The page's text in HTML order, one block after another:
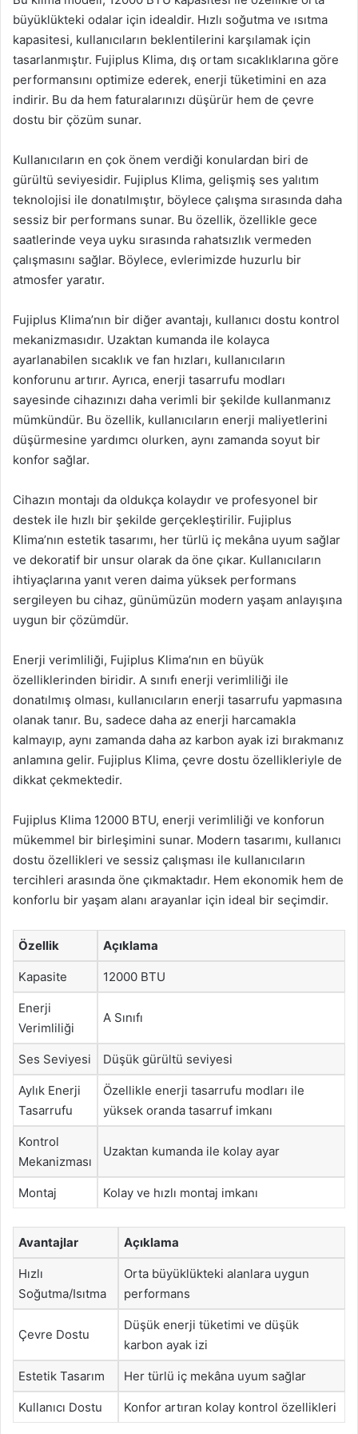
büyüklükteki odalar için idealdir. Hızlı soğutma ve ısıtma
kapasitesi, kullanıcıların beklentilerini karşılamak için
tasarlanmıştır. Fujiplus Klima, dış ortam sıcaklıklarına göre
performansını optimize ederek, enerji tüketimini en aza
indirir. Bu da hem faturalarınızı düşürür hem de çevre
dostu bir çözüm sunar.
Kullanıcıların en çok önem verdiği konulardan biri de
gürültü seviyesidir. Fujiplus Klima, gelişmiş ses yalıtım
teknolojisi ile donatılmıştır, böylece çalışma sırasında daha
sessiz bir performans sunar. Bu özellik, özellikle gece
saatlerinde veya uyku sırasında rahatsızlık vermeden
çalışmasını sağlar. Böylece, evlerimizde huzurlu bir
atmosfer yaratır.
Fujiplus Klima’nın bir diğer avantajı, kullanıcı dostu kontrol
mekanizmasıdır. Uzaktan kumanda ile kolayca
ayarlanabilen sıcaklık ve fan hızları, kullanıcıların
konforunu artırır. Ayrıca, enerji tasarrufu modları
sayesinde cihazınızı daha verimli bir şekilde kullanmanız
mümkündür. Bu özellik, kullanıcıların enerji maliyetlerini
düşürmesine yardımcı olurken, aynı zamanda soyut bir
konfor sağlar.
Cihazın montajı da oldukça kolaydır ve profesyonel bir
destek ile hızlı bir şekilde gerçekleştirilir. Fujiplus
Klima’nın estetik tasarımı, her türlü iç mekâna uyum sağlar
ve dekoratif bir unsur olarak da öne çıkar. Kullanıcıların
ihtiyaçlarına yanıt veren daima yüksek performans
sergileyen bu cihaz, günümüzün modern yaşam anlayışına
uygun bir çözümdür.
Enerji verimliliği, Fujiplus Klima’nın en büyük
özelliklerinden biridir. A sınıfı enerji verimliliği ile
donatılmış olması, kullanıcıların enerji tasarrufu yapmasına
olanak tanır. Bu, sadece daha az enerji harcamakla
kalmayıp, aynı zamanda daha az karbon ayak izi bırakmanız
anlamına gelir. Fujiplus Klima, çevre dostu özellikleriyle de
dikkat çekmektedir.
Fujiplus Klima 12000 BTU, enerji verimliliği ve konforun
mükemmel bir birleşimini sunar. Modern tasarımı, kullanıcı
dostu özellikleri ve sessiz çalışması ile kullanıcıların
tercihleri arasında öne çıkmaktadır. Hem ekonomik hem de
konforlu bir yaşam alanı arayanlar için ideal bir seçimdir.
Özellik Açıklama
Kapasite 12000 BTU
Enerji
Verimliliği
A Sınıfı
Ses Seviyesi Düşük gürültü seviyesi
Aylık Enerji
Tasarrufu
Özellikle enerji tasarrufu modları ile
yüksek oranda tasarruf imkanı
Kontrol
Mekanizması
Uzaktan kumanda ile kolay ayar
Montaj Kolay ve hızlı montaj imkanı
Avantajlar Açıklama
Hızlı
Soğutma/Isıtma
Orta büyüklükteki alanlara uygun
performans
Çevre Dostu
Düşük enerji tüketimi ve düşük
karbon ayak izi
Estetik Tasarım Her türlü iç mekâna uyum sağlar
Kullanıcı Dostu Konfor artıran kolay kontrol özellikleri